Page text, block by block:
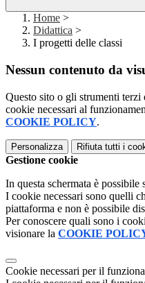
Home >
Didattica >
I progetti delle classi
Nessun contenuto da
Questo sito o gli strumenti
cookie necessari al
COOKIE POLICY.
Personalizza Rifiuta tutti i
Gestione cookie
In questa schermata è
I cookie necessari sono quelli
piattaforma e non è possibile
Per conoscere quali sono i
visionare la COOKIE
Cookie necessari per il